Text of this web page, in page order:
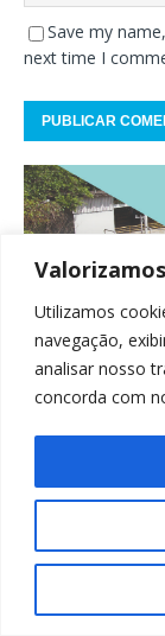
Utilizamos
navegação,
analisar nosso
concorda com
Save my
next time I